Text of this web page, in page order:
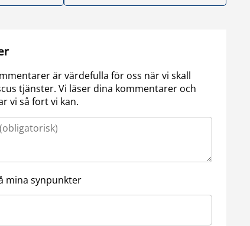
är värdefulla för oss när vi skall
tjänster. Vi läser dina kommentarer och
vi så fort vi kan.
mina synpunkter